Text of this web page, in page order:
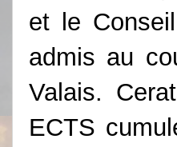
et le
admis au
Valais.
ECTS